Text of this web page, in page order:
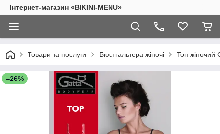
Інтернет-магазин «BIKINI-MENU»
Товари та послуги Бюстгальтера жіночі Toп жіночий
–26%